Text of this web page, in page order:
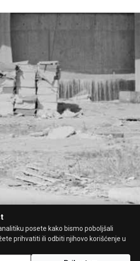
posete kako bismo poboljšali
prihvatiti ili odbiti njihovo korišćenje u